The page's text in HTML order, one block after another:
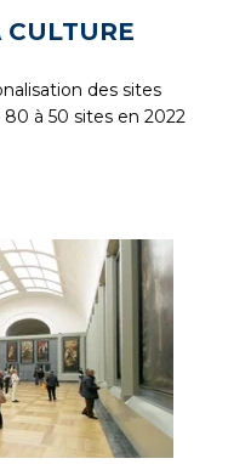
des sites
à 50 sites en 2022